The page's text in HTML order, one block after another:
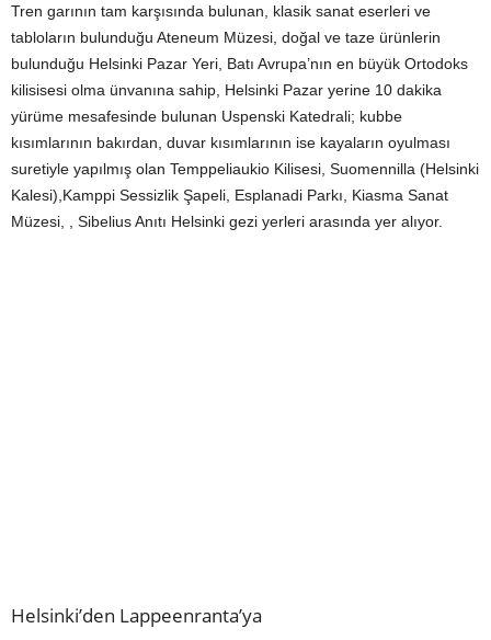
Tren garının tam karşısında bulunan, klasik sanat eserleri ve
tabloların bulunduğu Ateneum Müzesi, doğal ve taze ürünlerin
bulunduğu Helsinki Pazar Yeri, Batı Avrupa’nın en büyük Ortodoks
kilisisesi olma ünvanına sahip, Helsinki Pazar yerine 10 dakika
yürüme mesafesinde bulunan Uspenski Katedrali; kubbe
kısımlarının bakırdan, duvar kısımlarının ise kayaların oyulması
suretiyle yapılmış olan Temppeliaukio Kilisesi, Suomennilla (Helsinki
Kalesi),Kamppi Sessizlik Şapeli, Esplanadi Parkı, Kiasma Sanat
Müzesi, , Sibelius Anıtı Helsinki gezi yerleri arasında yer alıyor.
Helsinki’den Lappeenranta’ya